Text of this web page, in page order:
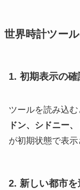
世界時計ツー
1. 初期表示の確
ツールを読み込む
ドン、シドニー
が初期状態で表示
2. 新しい都市を